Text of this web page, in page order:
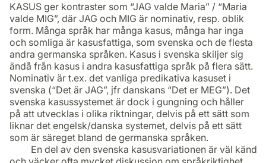
KASUS ger kontraster som “JAG valde Maria” / “Maria
valde MIG”, där JAG och MIG är nominativ, resp. oblik
form. Många språk har många kasus, många har inga
och somliga är kasusfattiga, som svenska och de flesta
andra germanska språken. Kasus i svenska skiljer sig
ändå från kasus i andra kasusfattiga språk på flera sätt.
Nominativ är t.ex. det vanliga predikativa kasuset i
svenska (“Det är JAG”, jfr danskans “Det er MEG”). Det
svenska kasussystemet är dock i gungning och håller
på att utvecklas i olika riktningar, delvis på ett sätt som
liknar det engelsk/danska systemet, delvis på ett sätt
som är säreget bland de germanska språken.
En del av den svenska kasusvariationen är väl känd